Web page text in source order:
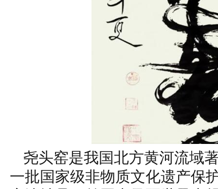
尧头窑是我国北方黄河流域
一批国家级非物质文化遗产保